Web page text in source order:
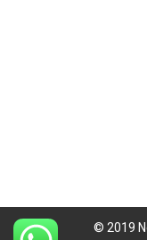
© 2019